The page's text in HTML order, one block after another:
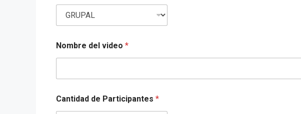
Nombre del video *
Cantidad de Participantes *